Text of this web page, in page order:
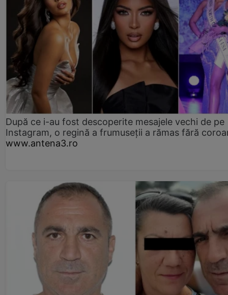
După ce i-au fost descoperite mesajele vechi de pe
Instagram, o regină a frumuseții a rămas fără
www.antena3.ro